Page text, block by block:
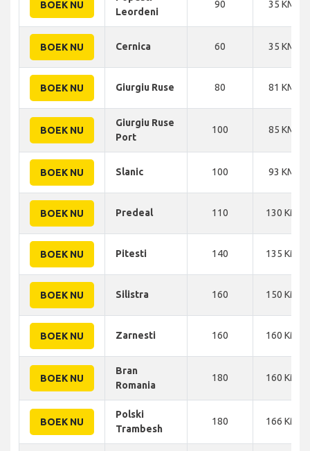
BOEK NU
Leordeni
90 35 KM
BOEK NU Cernica 60 35 KM
BOEK NU Giurgiu Ruse 80 81 KM
BOEK NU
Giurgiu Ruse
Port
100 85 KM
BOEK NU Slanic 100 93 KM
BOEK NU Predeal 110 130 KM
BOEK NU Pitesti 140 135 KM
BOEK NU Silistra 160 150 KM
BOEK NU Zarnesti 160 160 KM
BOEK NU
Bran
Romania
180 160 KM
BOEK NU
Polski
Trambesh
180 166 KM